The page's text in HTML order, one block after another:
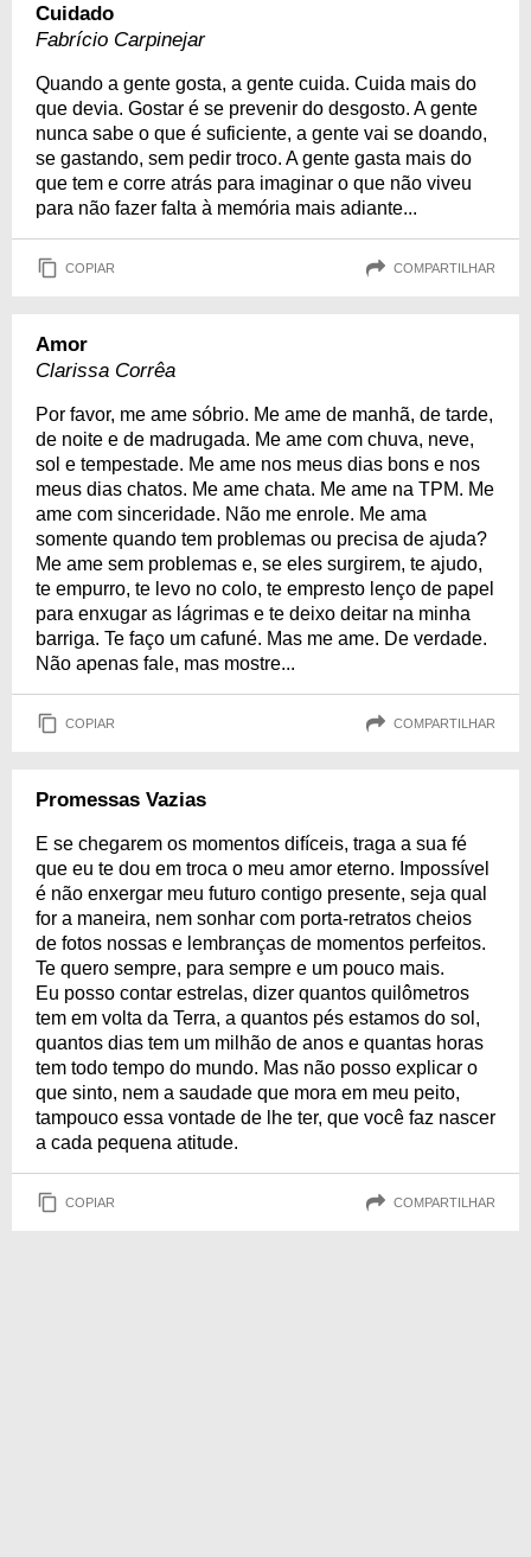
Cuidado
Fabrício Carpinejar
Quando a gente gosta, a gente cuida. Cuida mais do
que devia. Gostar é se prevenir do desgosto. A gente
nunca sabe o que é suficiente, a gente vai se doando,
se gastando, sem pedir troco. A gente gasta mais do
que tem e corre atrás para imaginar o que não viveu
para não fazer falta à memória mais adiante...
COPIAR COMPARTILHAR
Amor
Clarissa Corrêa
Por favor, me ame sóbrio. Me ame de manhã, de tarde,
de noite e de madrugada. Me ame com chuva, neve,
sol e tempestade. Me ame nos meus dias bons e nos
meus dias chatos. Me ame chata. Me ame na TPM. Me
ame com sinceridade. Não me enrole. Me ama
somente quando tem problemas ou precisa de ajuda?
Me ame sem problemas e, se eles surgirem, te ajudo,
te empurro, te levo no colo, te empresto lenço de papel
para enxugar as lágrimas e te deixo deitar na minha
barriga. Te faço um cafuné. Mas me ame. De verdade.
Não apenas fale, mas mostre...
COPIAR COMPARTILHAR
Promessas Vazias
E se chegarem os momentos difíceis, traga a sua fé
que eu te dou em troca o meu amor eterno. Impossível
é não enxergar meu futuro contigo presente, seja qual
for a maneira, nem sonhar com porta-retratos cheios
de fotos nossas e lembranças de momentos perfeitos.
Te quero sempre, para sempre e um pouco mais.
Eu posso contar estrelas, dizer quantos quilômetros
tem em volta da Terra, a quantos pés estamos do sol,
quantos dias tem um milhão de anos e quantas horas
tem todo tempo do mundo. Mas não posso explicar o
que sinto, nem a saudade que mora em meu peito,
tampouco essa vontade de lhe ter, que você faz nascer
a cada pequena atitude.
COPIAR COMPARTILHAR